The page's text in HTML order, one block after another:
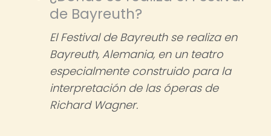
de Bayreuth?
El Festival de Bayreuth se realiza en
Bayreuth, Alemania, en un teatro
especialmente construido para la
interpretación de las óperas de
Richard Wagner.